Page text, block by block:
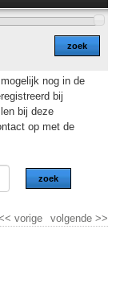
▼
▼
zoek
nog in de
bij
bij deze
op met de
zoek
volgende >>
vorige